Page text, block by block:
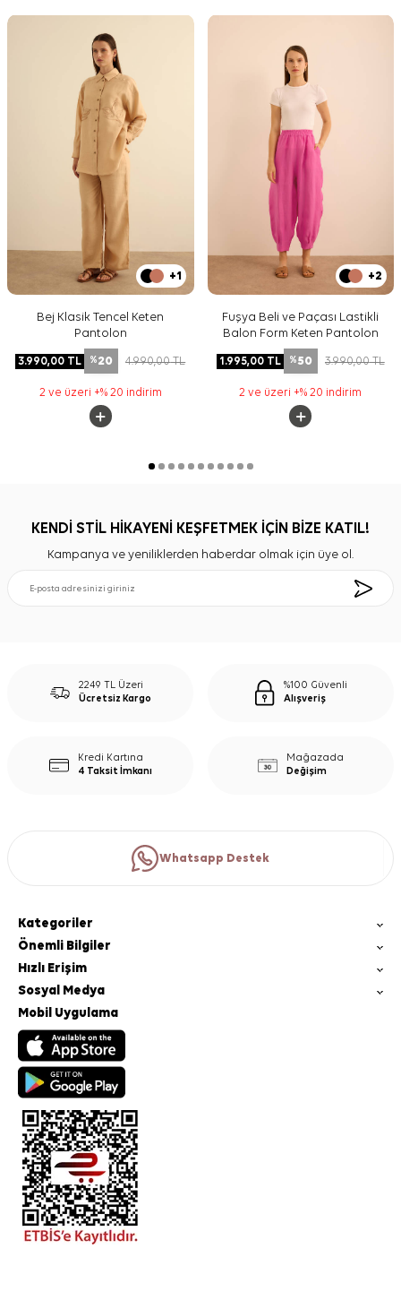
+1
Bej Klasik Tencel Keten
Pantolon
3.990,00 TL %20 4.990,00TL
2 ve üzeri +% 20 indirim
+2
Fuşya Beli ve Paçası Lastikli
Balon Form Keten Pantolon
1.995,00TL %50 3.990,00TL
2 ve üzeri +% 20 indirim
KENDİ STİL HİKAYENİ KEŞFETMEK İÇİN BİZE KATIL!
Kampanya ve yeniliklerden haberdar olmak için üye ol.
2249 TL Üzeri
Ücretsiz Kargo
%100 Güvenli
Alışveriş
Kredi Kartına
4 Taksit İmkanı
Mağazada
Değişim
Whatsapp Destek
Kategoriler
Önemli Bilgiler
Hızlı Erişim
Sosyal Medya
Mobil Uygulama